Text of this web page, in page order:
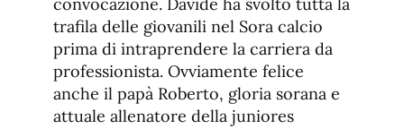
convocazione. Davide ha svolto tutta la
trafila delle giovanili nel Sora calcio
prima di intraprendere la carriera da
professionista. Ovviamente felice
anche il papà Roberto, gloria sorana e
attuale allenatore della juniores